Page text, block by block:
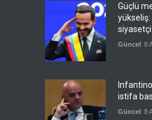
Güçlü
Güncel 8
istifa
Güncel 8